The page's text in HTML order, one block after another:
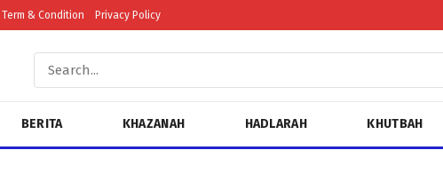
Term & Condition Privacy Policy
BERITA KHAZANAH HADLARAH KHUTBAH